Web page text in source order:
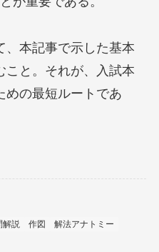
、本記事で示した基本
こと。それが、入試本
めの最短ルートであ
解説 作図 解法アナトミー